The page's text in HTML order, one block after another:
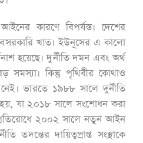
কারণে বিপর্যস্ত। দেশের
খাত। ইউনূসের এ কালো
হয়েছে। দুর্নীতি দমন এবং অর্থ
সমস্যা। কিন্তু পৃথিবীর কোথাও
ভারতে ১৯৮৮ সালে দুর্নীতি
যা ২০১৮ সালে সংশোধন করা
২০০২ সালে নতুন আইন
তদন্তের দায়িত্বপ্রাপ্ত সংস্থাকে